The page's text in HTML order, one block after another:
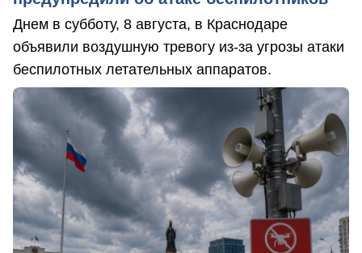
Днем в субботу, 8 августа, в Краснодаре
объявили воздушную тревогу из-за угрозы атаки
беспилотных летательных аппаратов.